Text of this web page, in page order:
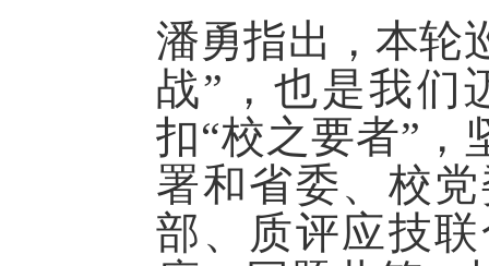
潘勇指出，本轮
战”，也是我们
扣“校之要者”，
署和省委、校
部、质评应技